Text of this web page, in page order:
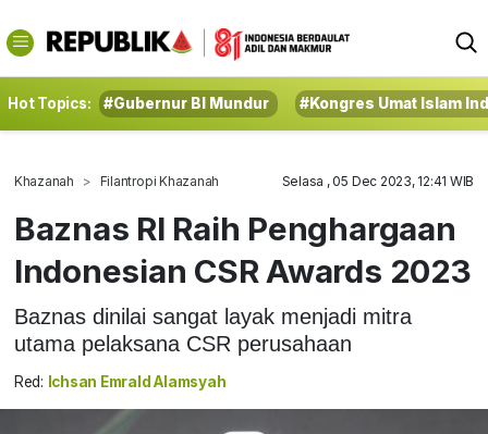
Hot Topics: #Gubernur BI Mundur #Kongres Umat Islam
Khazanah Filantropi Khazanah Selasa , 05 Dec 2023, 12:41 WIB
Baznas RI Raih Penghargaan
Indonesian CSR Awards 2023
Baznas dinilai sangat layak menjadi mitra
utama pelaksana CSR perusahaan
Red: Ichsan Emrald Alamsyah